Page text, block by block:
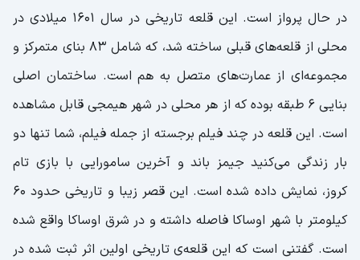
در حال پرواز است. این قلعه تاریخی در سال 1601 میلادی در
محلی از قلعه‌های قبلی ساخته شد، که شامل 83 بنای متمرکز و
مجموعه‌ای از عمارت‌های متصل به هم است. ساختمان اصلی
بنایی 6 طبقه بوده که از هر محلی در شهر هیمجی قابل مشاهده
است. این قلعه در چند فیلم برجسته از جمله فیلم، شما تنها دو
بار زندگی می‌کنید جیمز باند و آخرین سامورایی با بازی تام
کروز، نمایش داده شده است. این قصر زیبا و تاریخی حدود 60
کیلومتر با شهر اوساکا فاصله داشته و در شرق اوساکا واقع شده
است. گفتنی است که این قلعه‌ی تاریخی اولین اثر ثبت شده در